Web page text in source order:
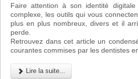
Faire attention à son identité
complexe, les outils qui vous
plus en plus nombreux, divers et il
perde.
Retrouvez dans cet article un
courantes commises par les dentistes
Lire la suite...